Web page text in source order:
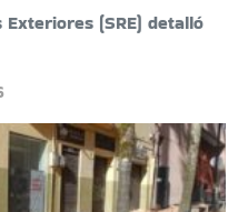
(SRE) detalló